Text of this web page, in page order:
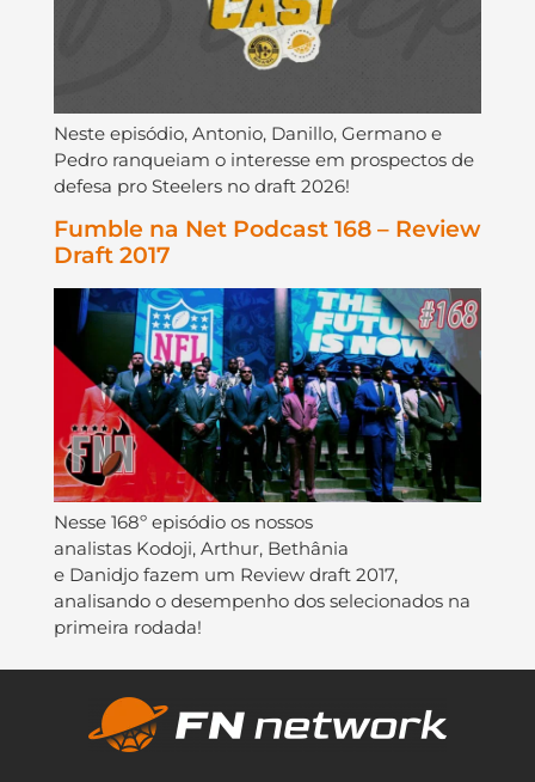
Neste episódio, Antonio, Danillo, Germano e
Pedro ranqueiam o interesse em prospectos de
defesa pro Steelers no draft 2026!
Fumble na Net Podcast 168 – Review
Draft 2017
Nesse 168º episódio os nossos
analistas Kodoji, Arthur, Bethânia
e Danidjo fazem um Review draft 2017,
analisando o desempenho dos selecionados na
primeira rodada!